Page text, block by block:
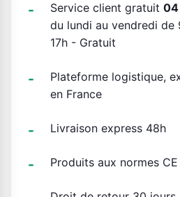
Service client gratuit 04
du lundi au vendredi de
17h - Gratuit
Plateforme logistique,
en France
Livraison express 48h
Produits aux normes CE